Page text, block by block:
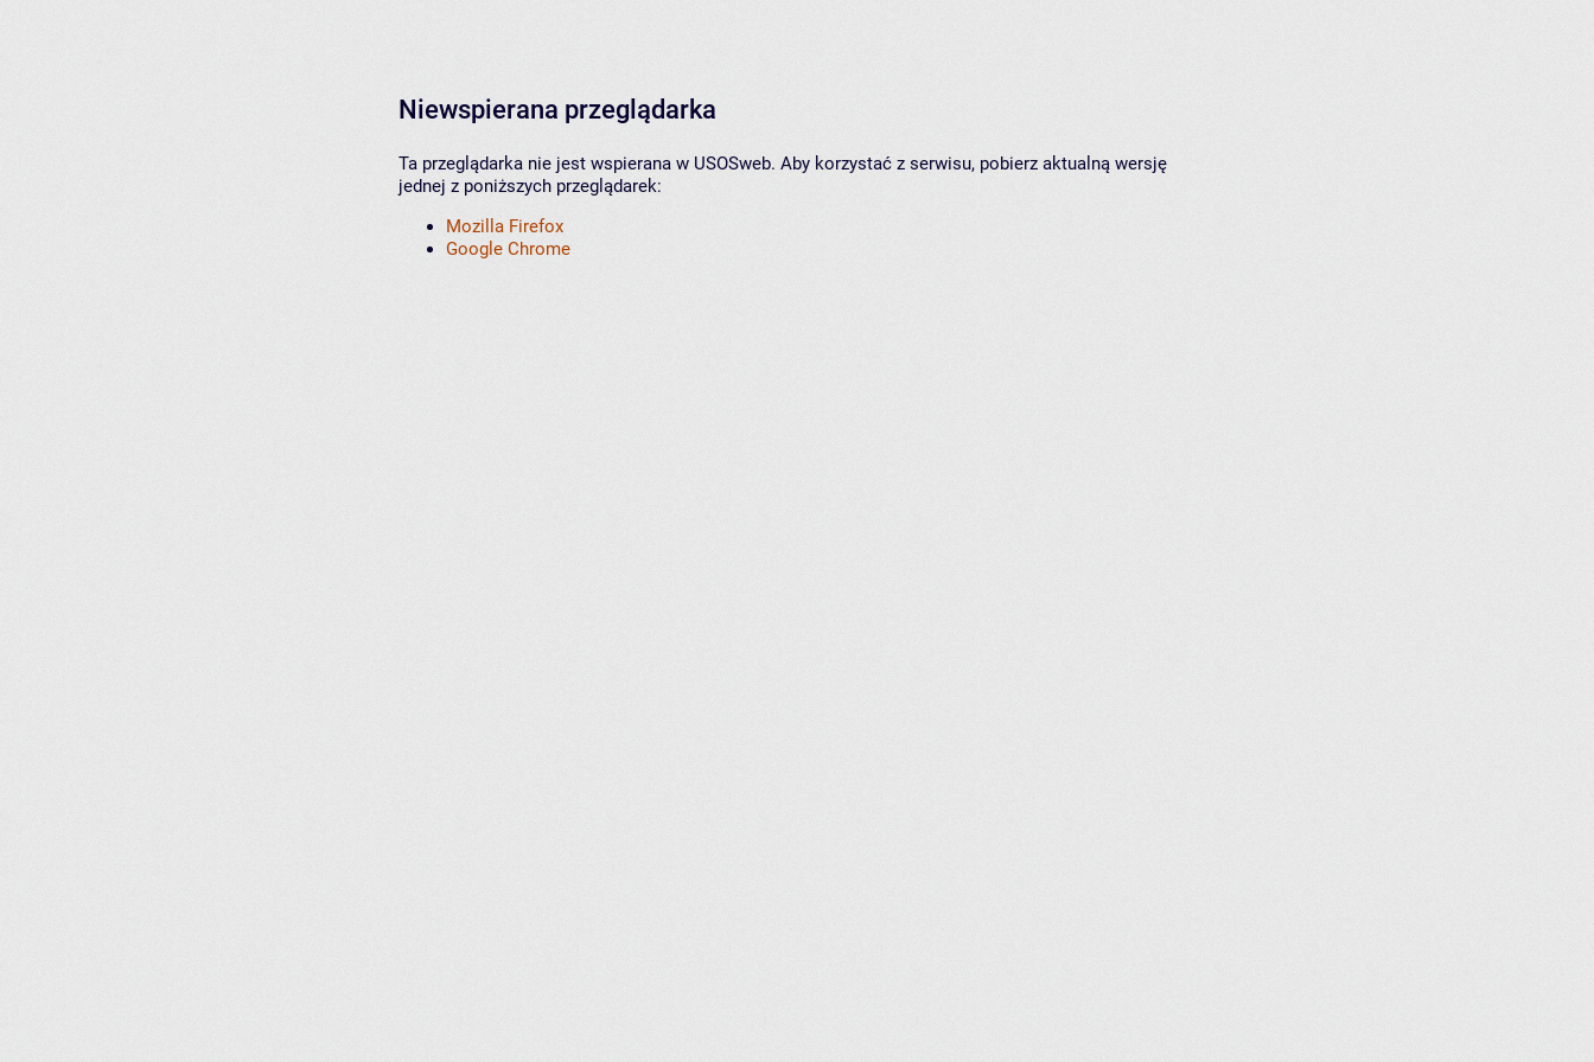
Niewspierana przeglądarka
Ta przeglądarka nie jest wspierana w USOSweb. Aby korzystać z serwisu, pobierz aktualną wersję
jednej z poniższych przeglądarek:
Mozilla Firefox
Google Chrome